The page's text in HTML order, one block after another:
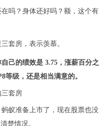
吗？身体还好吗？额，这个有
套房，表示羡慕。
自己的绩效是 3.75，涨薪百分之
等级，还是相当满意的。
蚁准备上市了，现在股票也没
楚情况。